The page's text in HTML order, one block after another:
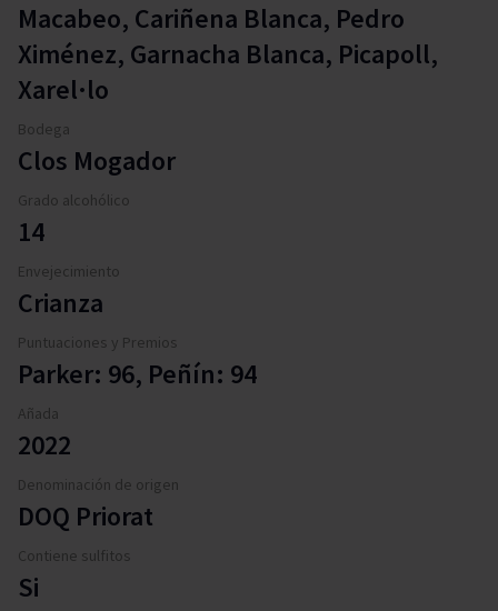
Macabeo, Cariñena Blanca, Pedro
Ximénez, Garnacha Blanca, Picapoll,
Xarel·lo
Bodega
Clos Mogador
Grado alcohólico
14
Envejecimiento
Crianza
Puntuaciones y Premios
Parker: 96, Peñín: 94
Añada
2022
Denominación de origen
DOQ Priorat
Contiene sulfitos
Si